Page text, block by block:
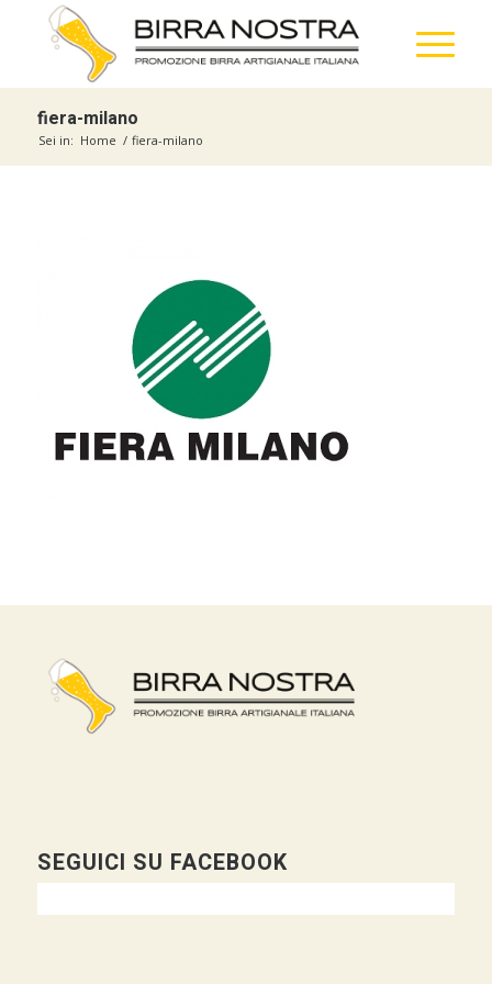
fiera-milano
Sei in: Home / fiera-milano
SEGUICI SU FACEBOOK